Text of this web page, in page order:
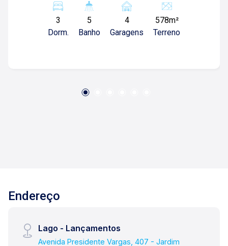
suítes; -Sala ampla 02 ambientes; -01 lavabo; -
Cozinha gourmet com ilha; -Área de serviço; -01
banheiro externo; -Piscina; -Corredor lateral -04
Ventiladores de teto nos quartos; -Sala com pé
fotovoltaica; -Casa nova, recém construída,
nunca habitada! Para mais informações e
Relacionamento! Esta é a nossa missão, nosso
propósito e o verdadeiro sentido de tudo que
3
Dorm.
5
Banho
4
Garagens
578m²
Terreno
Endereço
Lago - Lançamentos
Avenida Presidente Vargas, 407 - Jardim